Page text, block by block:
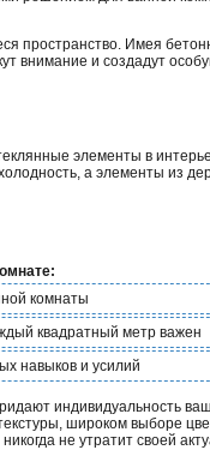
пространство. Имея
внимание и создадут
элементы в
а элементы из
комнаты
квадратный метр важен
навыков и усилий
индивидуальность
широком выборе
не утратит своей